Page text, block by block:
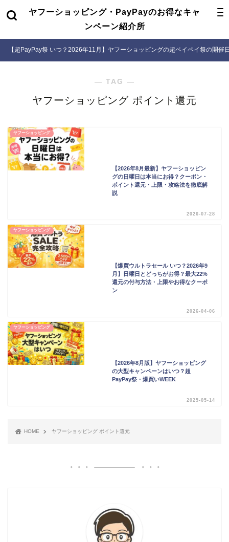
ヤフーショッピング・PayPayのお得なキャ
ンペーン紹介所
【超PayPay祭 いつ？2026年11月】ヤフーショッピングの超ペイペイ祭の開催
― TAG ―
ヤフーショッピング ポイント還元
ヤフーショッピング
【2026年8月最新】ヤフーショッピン
グの日曜日は本当にお得？クーポン・
ポイント還元・上限・攻略法を徹底解
説
2026-07-28
ヤフーショッピング
【爆買ウルトラセール いつ？2026年9
月】日曜日とどっちがお得？最大22%
還元の付与方法・上限やお得なクーポ
ン
2026-04-06
ヤフーショッピング
【2026年8月版】ヤフーショッピング
の大型キャンペーンはいつ？超
PayPay祭・爆買いWEEK
2025-05-14
HOME ヤフーショッピング ポイント還元